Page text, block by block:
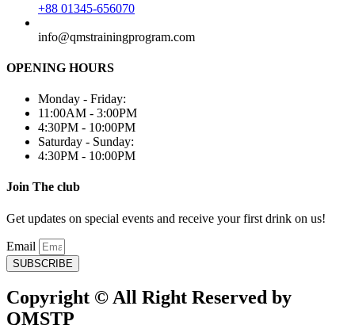
+88 01345-656070
info@qmstrainingprogram.com
OPENING HOURS
Monday - Friday:
11:00AM - 3:00PM
4:30PM - 10:00PM
Saturday - Sunday:
4:30PM - 10:00PM
Join The club
Get updates on special events and receive your first drink on us!
Email
SUBSCRIBE
Copyright © All Right Reserved by
QMSTP